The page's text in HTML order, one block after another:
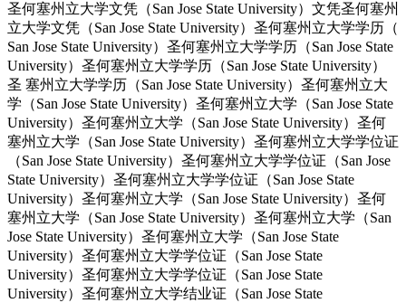
圣何塞州立大学文凭（San Jose State University）文凭圣何塞州
立大学文凭（San Jose State University）圣何塞州立大学学历（
San Jose State University）圣何塞州立大学学历（San Jose State
University）圣何塞州立大学学历（San Jose State University）
圣 塞州立大学学历（San Jose State University）圣何塞州立大
学（San Jose State University）圣何塞州立大学（San Jose State
University）圣何塞州立大学（San Jose State University）圣何
塞州立大学（San Jose State University）圣何塞州立大学学位证
（San Jose State University）圣何塞州立大学学位证（San Jose
State University）圣何塞州立大学学位证（San Jose State
University）圣何塞州立大学（San Jose State University）圣何
塞州立大学（San Jose State University）圣何塞州立大学（San
Jose State University）圣何塞州立大学（San Jose State
University）圣何塞州立大学学位证（San Jose State
University）圣何塞州立大学学位证（San Jose State
University）圣何塞州立大学结业证（San Jose State